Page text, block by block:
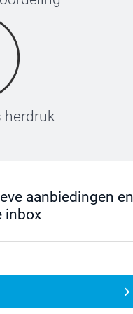
herdruk
aanbiedingen en
inbox